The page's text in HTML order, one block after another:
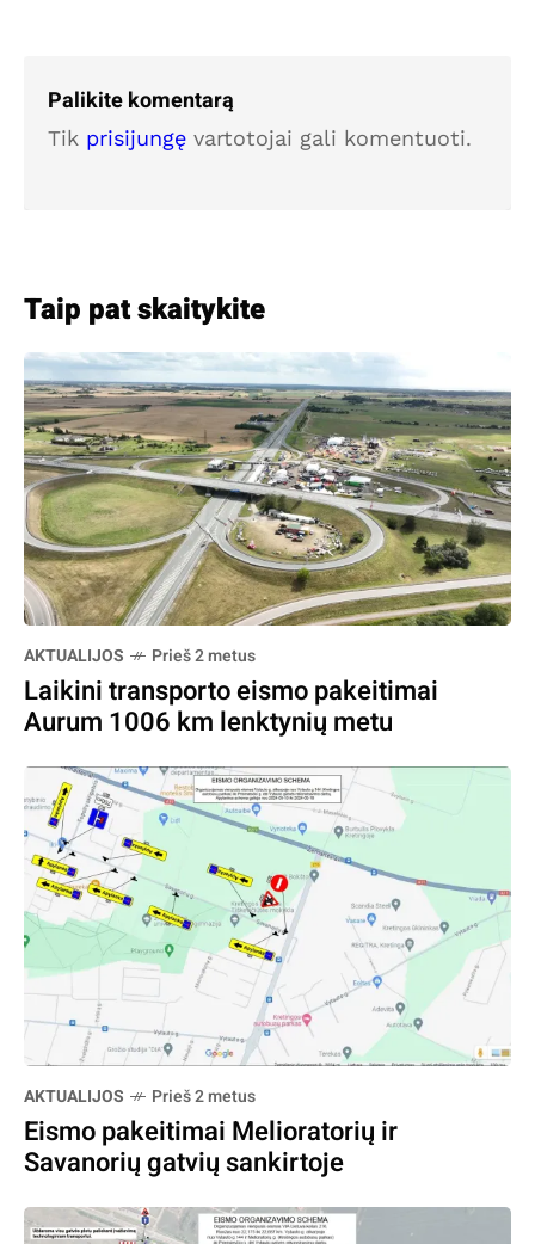
Palikite komentarą
Tik prisijungę vartotojai gali komentuoti.
Taip pat skaitykite
AKTUALIJOS Prieš 2 metus
Laikini transporto eismo pakeitimai
Aurum 1006 km lenktynių metu
AKTUALIJOS Prieš 2 metus
Eismo pakeitimai Melioratorių ir
Savanorių gatvių sankirtoje